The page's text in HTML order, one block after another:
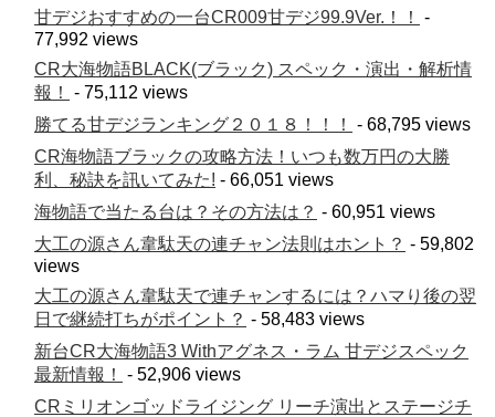
甘デジおすすめの一台CR009甘デジ99.9Ver.！！
-
77,992 views
CR大海物語BLACK(ブラック) スペック・演出・解析情
報！
- 75,112 views
勝てる甘デジランキング２０１８！！！
- 68,795 views
CR海物語ブラックの攻略方法！いつも数万円の大勝
利、秘訣を訊いてみた! - 66,051 views
海物語で当たる台は？その方法は？ - 60,951 views
大工の源さん韋駄天の連チャン法則はホント？ - 59,802
views
大工の源さん韋駄天で連チャンするには？ハマり後の翌
日で継続打ちがポイント？ - 58,483 views
新台CR大海物語3 Withアグネス・ラム 甘デジスペック
最新情報！
- 52,906 views
CRミリオンゴッドライジング リーチ演出とステージチ